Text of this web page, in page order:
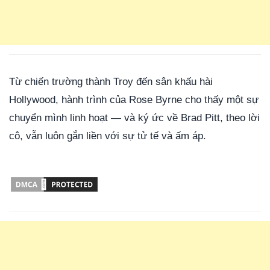
Từ chiến trường thành Troy đến sân khấu hài
Hollywood, hành trình của Rose Byrne cho thấy một sự
chuyển mình linh hoạt — và ký ức về Brad Pitt, theo lời
cô, vẫn luôn gắn liền với sự tử tế và ấm áp.